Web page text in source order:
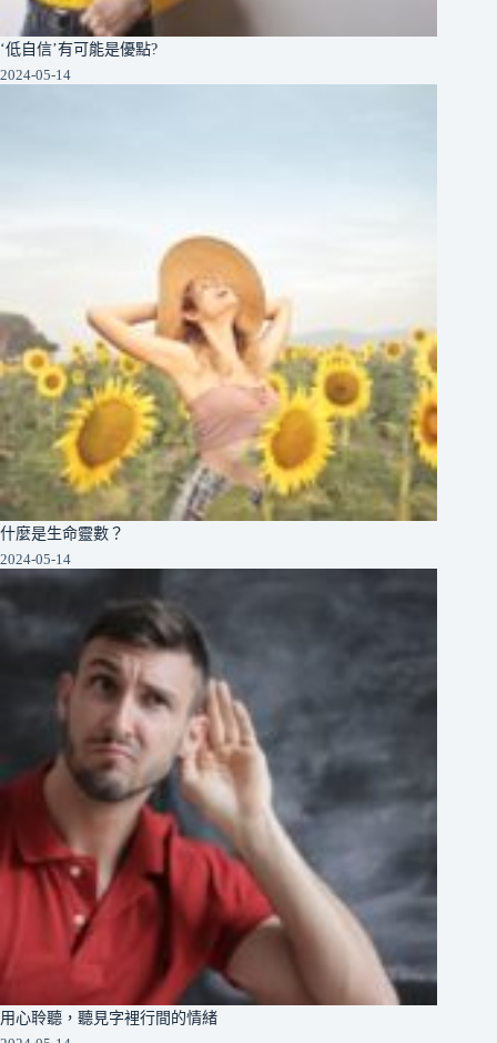
‘低自信’有可能是優點?
2024-05-14
什麼是生命靈數？
2024-05-14
用心聆聽，聽見字裡行間的情緒